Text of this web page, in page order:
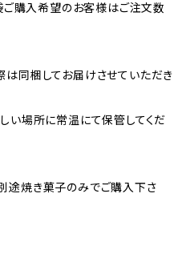
ご購入希望のお客様はご注文数
同梱してお届けさせていただき
い場所に常温にて保管してくだ
途焼き菓子のみでご購入下さ